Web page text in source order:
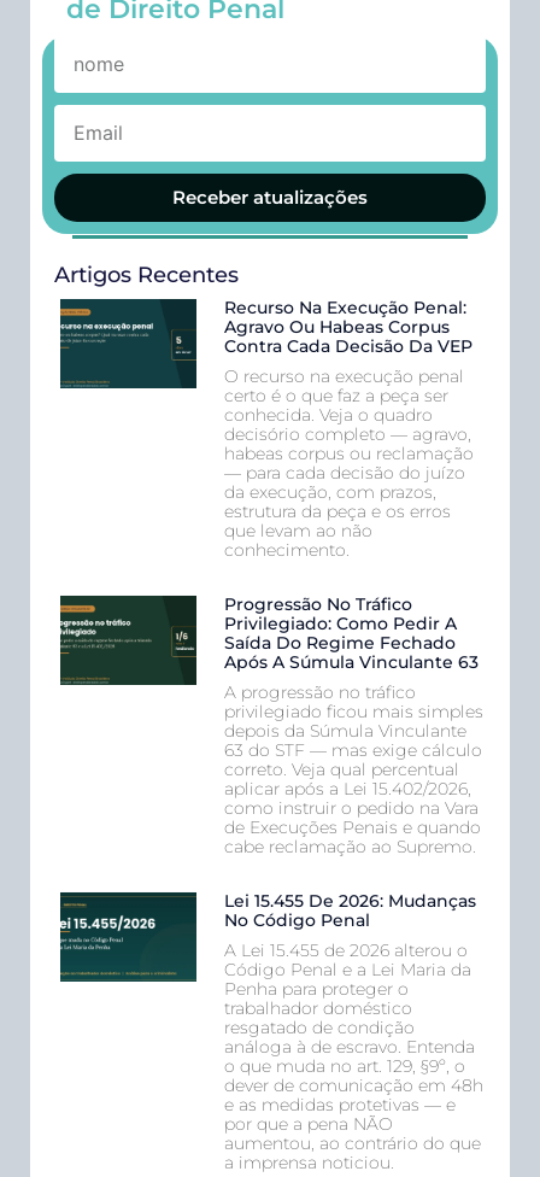
de Direito Penal
Receber atualizações
Artigos Recentes
Recurso Na Execução Penal:
Agravo Ou Habeas Corpus
Contra Cada Decisão Da VEP
O recurso na execução penal
certo é o que faz a peça ser
conhecida. Veja o quadro
decisório completo — agravo,
habeas corpus ou reclamação
— para cada decisão do juízo
da execução, com prazos,
estrutura da peça e os erros
que levam ao não
conhecimento.
Progressão No Tráfico
Privilegiado: Como Pedir A
Saída Do Regime Fechado
Após A Súmula Vinculante 63
A progressão no tráfico
privilegiado ficou mais simples
depois da Súmula Vinculante
63 do STF — mas exige cálculo
correto. Veja qual percentual
aplicar após a Lei 15.402/2026,
como instruir o pedido na Vara
de Execuções Penais e quando
cabe reclamação ao Supremo.
Lei 15.455 De 2026: Mudanças
No Código Penal
A Lei 15.455 de 2026 alterou o
Código Penal e a Lei Maria da
Penha para proteger o
trabalhador doméstico
resgatado de condição
análoga à de escravo. Entenda
o que muda no art. 129, §9º, o
dever de comunicação em 48h
e as medidas protetivas — e
por que a pena NÃO
aumentou, ao contrário do que
a imprensa noticiou.